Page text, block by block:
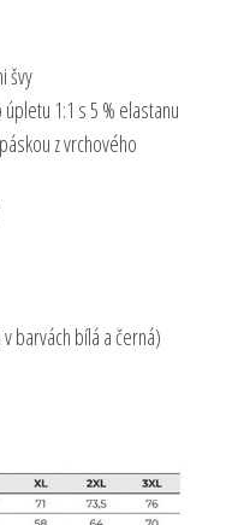
švy
1:1 s 5 % elastanu
z vrchového
barvách bílá a černá)